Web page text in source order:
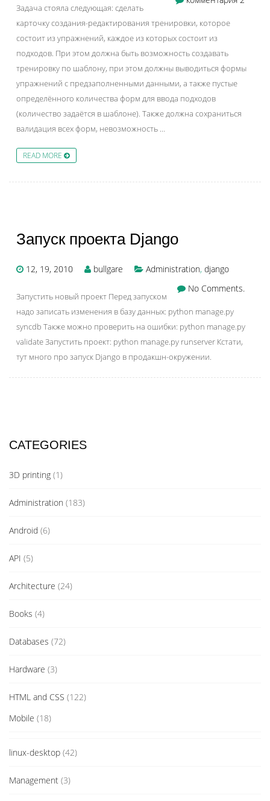
Задача стояла следующая: сделать
карточку создания-редактирования тренировки, которое
состоит из упражнений, каждое из которых состоит из
подходов. При этом должна быть возможность создавать
тренировку по шаблону, при этом должны выводиться формы
упражнений с предзаполненными данными, а также пустые
определённого количества форм для ввода подходов
(количество задаётся в шаблоне). Также должна сохраниться
валидация всех форм, невозможность …
READ MORE
Запуск проекта Django
12, 19, 2010 bullgare Administration, django
No Comments.
Запустить новый проект Перед запуском
надо записать изменения в базу данных: python manage.py
syncdb Также можно проверить на ошибки: python manage.py
validate Запустить проект: python manage.py runserver Кстати,
тут много про запуск Django в продакшн-окружении.
CATEGORIES
3D printing (1)
Administration (183)
Android (6)
API (5)
Architecture (24)
Books (4)
Databases (72)
Hardware (3)
HTML and CSS (122)
Mobile (18)
linux-desktop (42)
Management (3)